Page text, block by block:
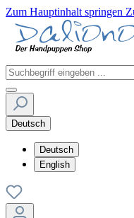
Zum Hauptinhalt springen
Deutsch
Deutsch
English